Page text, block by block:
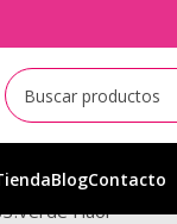
BlogContacto
Fluor